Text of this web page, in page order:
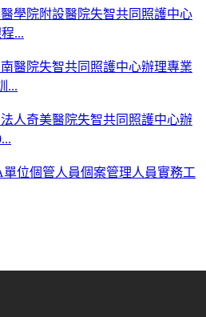
學院附設醫院失智共同照護中心
...
醫院失智共同照護中心辦理專業
...
人奇美醫院失智共同照護中心辦
單位個管人員個案管理人員實務工